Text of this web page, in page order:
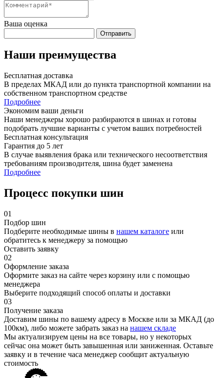
Ваша оценка
Отправить
Наши преимущества
Бесплатная доставка
В пределах МКАД или до пункта транспортной компании на
собственном транспортном средстве
Подробнее
Экономим ваши деньги
Наши менеджеры хорошо разбираются в шинах и готовы
подобрать лучшие варианты с учетом ваших потребностей
Бесплатная консультация
Гарантия до 5 лет
В случае выявления брака или технического несоответствия
требованиям производителя, шина будет заменена
Подробнее
Процесс покупки шин
01
Подбор шин
Подберите необходимые шины в нашем каталоге или
обратитесь к менеджеру за помощью
Оставить заявку
02
Оформление заказа
Оформите заказ на сайте через корзину или с помощью
менеджера
Выберите подходящий способ оплаты и доставки
03
Получение заказа
Доставим шины по вашему адресу в Москве или за МКАД (до
100км), либо можете забрать заказ на нашем складе
Мы актуализируем цены на все товары, но у некоторых
сейчас она может быть завышенная или заниженная. Оставьте
заявку и в течение часа менеджер сообщит актуальную
стоимость